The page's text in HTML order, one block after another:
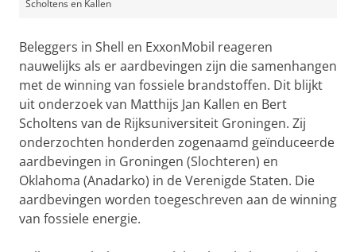
Scholtens en Kallen
Beleggers in Shell en ExxonMobil reageren
nauwelijks als er aardbevingen zijn die samenhangen
met de winning van fossiele brandstoffen. Dit blijkt
uit onderzoek van Matthijs Jan Kallen en Bert
Scholtens van de Rijksuniversiteit Groningen. Zij
onderzochten honderden zogenaamd geïnduceerde
aardbevingen in Groningen (Slochteren) en
Oklahoma (Anadarko) in de Verenigde Staten. Die
aardbevingen worden toegeschreven aan de winning
van fossiele energie.